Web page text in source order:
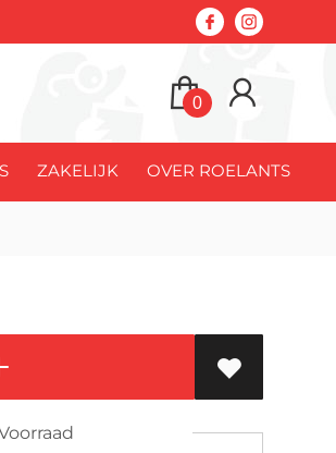
0
ZAKELIJK OVER ROELANTS